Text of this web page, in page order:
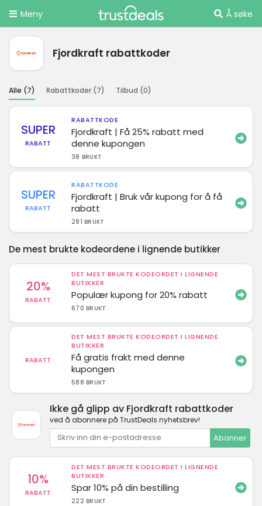
Meny Å søke
Fjordkraft rabattkoder
Alle (7) Rabattkoder (7) Tilbud (0)
SUPER
RABATT
RABATTKODE
Fjordkraft | Få 25% rabatt med
denne kupongen
38 BRUKT
SUPER
RABATT
RABATTKODE
Fjordkraft | Bruk vår kupong for å få
rabatt
281 BRUKT
De mest brukte kodeordene i lignende butikker
20%
RABATT
DET MEST BRUKTE KODEORDET I LIGNENDE
BUTIKKER
Populær kupong for 20% rabatt
670 BRUKT
RABATT
DET MEST BRUKTE KODEORDET I LIGNENDE
BUTIKKER
Få gratis frakt med denne
kupongen
588 BRUKT
Ikke gå glipp av Fjordkraft rabattkoder
ved å abonnere på TrustDeals nyhetsbrev!
Abonner
10%
RABATT
DET MEST BRUKTE KODEORDET I LIGNENDE
BUTIKKER
Spar 10% på din bestilling
222 BRUKT